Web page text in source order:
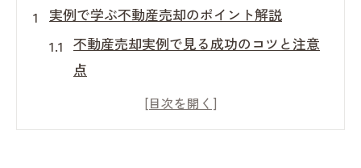
実例で学ぶ不動産売却のポイント解説
不動産売却実例で見る成功のコツと注意
点
不動産売却の失敗を回避する要素を実例
から学ぶ